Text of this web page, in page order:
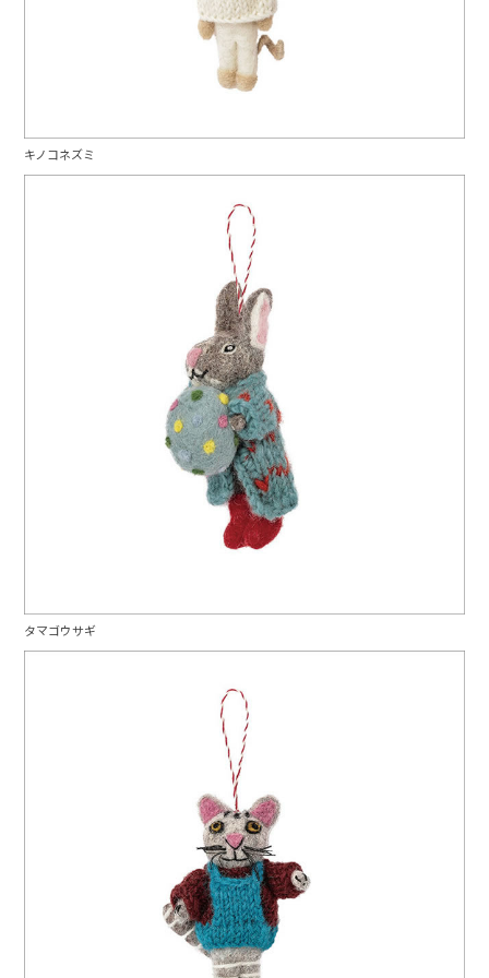
キノコネズミ
タマゴウサギ